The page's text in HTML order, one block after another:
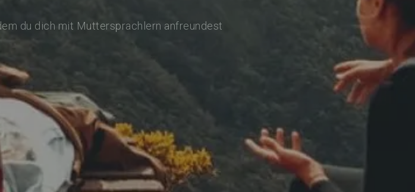
du dich mit Muttersprachlern anfreundest